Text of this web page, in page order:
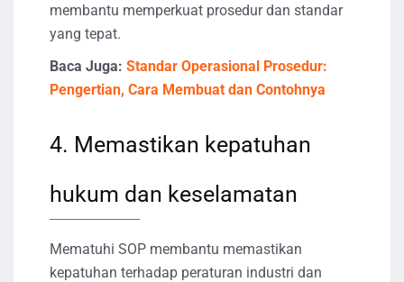
membantu memperkuat prosedur dan standar
yang tepat.
Baca Juga: Standar Operasional Prosedur:
Pengertian, Cara Membuat dan Contohnya
4. Memastikan kepatuhan
hukum dan keselamatan
Mematuhi SOP membantu memastikan
kepatuhan terhadap peraturan industri dan